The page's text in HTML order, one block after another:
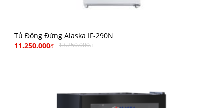
Tủ Đông Đứng Alaska IF-290N
11.250.000₫ 13.250.000₫